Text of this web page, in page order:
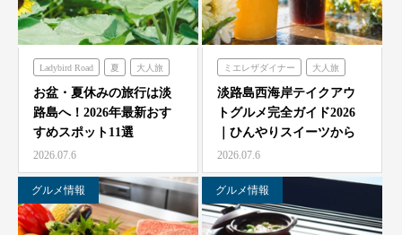
Ladybird Road 夏 大人旅
家族旅 フレンチの森
グランシャリオ
農家レストラン「陽・燦燦」
シェフガーデン
ニジゲンノモリ
お盆・夏休みの旅行は淡
路島へ！2026年最新おす
すめスポット11選
2026.07.6
ミエレザダイナー 大人旅
家族旅 食べる
ハローキティスマイル
ミエレザガーデン
ハローキティショーボックス
のじまスコーラ
クラフトサーカス
淡路島西海岸テイクアウ
トグルメ完全ガイド2026
｜ひんやりスイーツから
絶品グルメまで徹底紹…
2026.07.6
グルメ情報 グルメ情報